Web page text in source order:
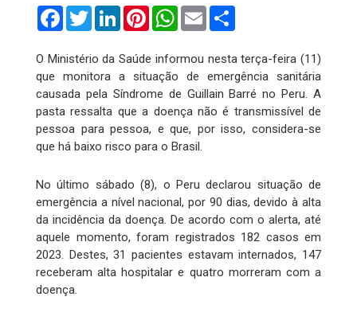
FacebookTwitterLinkedInPinterestWhatsApp
Email
O Ministério da Saúde informou nesta terça-feira (11)
que monitora a situação de emergência sanitária
causada pela Síndrome de Guillain Barré no Peru. A
pasta ressalta que a doença não é transmissível de
pessoa para pessoa, e que, por isso, considera-se
que há baixo risco para o Brasil.
No último sábado (8), o Peru declarou situação de
emergência a nível nacional, por 90 dias, devido à alta
da incidência da doença. De acordo com o alerta, até
aquele momento, foram registrados 182 casos em
2023. Destes, 31 pacientes estavam internados, 147
receberam alta hospitalar e quatro morreram com a
doença.